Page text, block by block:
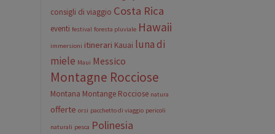
consigli di viaggio Costa Rica
eventi festival foresta pluviale Hawaii
immersioni itinerari Kauai luna di
miele Maui Messico
Montagne Rocciose
Montana Montange Rocciose natura
offerte orsi pacchetto di viaggio pericoli
naturali pesca Polinesia